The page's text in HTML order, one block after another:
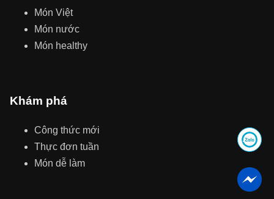
Món Việt
Món nước
Món healthy
Khám phá
Công thức mới
Thực đơn tuần
Món dễ làm